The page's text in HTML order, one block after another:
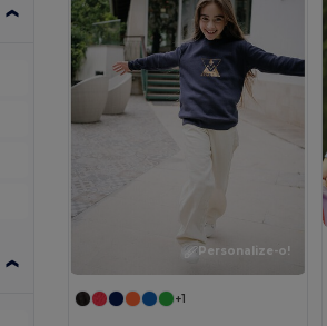
Personalize-o!
+1